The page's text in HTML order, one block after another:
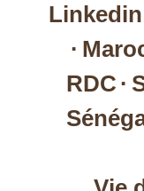
Linkedin
·
RDC ·